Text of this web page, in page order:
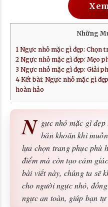
Những
1 Ngực nhỏ mặc gì đẹp: Chọn
2 Ngực nhỏ mặc gì đẹp: Mẹo
3 Ngực nhỏ mặc gì đẹp: Giải
4 Kết bài: Ngực nhỏ mặc gì
hoàn hảo
N gực nhỏ mặc gì
băn khoăn khi
lựa chọn trang phục phù
điểm mà còn tạo cảm
bài viết này, chúng ta sẽ
cho người ngực nhỏ,
ngực an toàn, giúp bạn